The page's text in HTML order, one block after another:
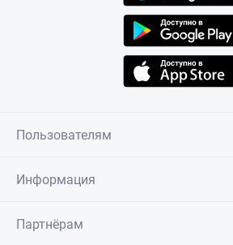
Пользователям
Информация
Партнёрам